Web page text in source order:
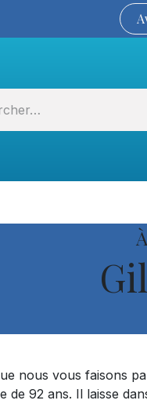
nous vous faisons
de 92 ans. Il laisse